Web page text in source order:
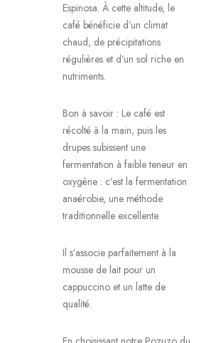
Espinosa. À cette altitude, le
café bénéficie d’un climat
chaud, de précipitations
régulières et d’un sol riche en
nutriments.
Bon à savoir : Le café est
récolté à la main, puis les
drupes subissent une
fermentation à faible teneur en
oxygène : c’est la fermentation
anaérobie, une méthode
traditionnelle excellente.
Il s’associe parfaitement à la
mousse de lait pour un
cappuccino et un latte de
qualité.